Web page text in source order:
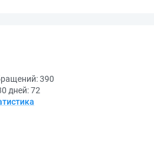
390
дней:72